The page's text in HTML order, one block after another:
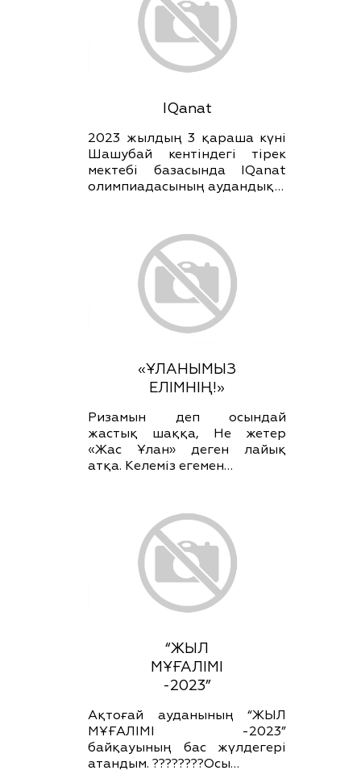
IQanat
2023 жылдың 3 қараша күні
Шашубай кентіндегі тірек
мектебі базасында IQanat
олимпиадасының аудандық…
«ҰЛАНЫМЫЗ
ЕЛІМНІҢ!»
Ризамын деп осындай
жастық шаққа, Не жетер
«Жас Ұлан» деген лайық
атқа. Келеміз егемен…
“ЖЫЛ
МҰҒАЛІМІ
-2023”
Ақтоғай ауданының “ЖЫЛ
МҰҒАЛІМІ -2023”
байқауының бас жүлдегері
атандым. ????????Осы…